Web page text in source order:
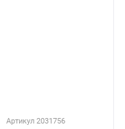
Артикул 2031756